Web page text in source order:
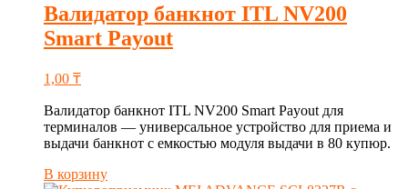
Валидатор банкнот ITL NV200
Smart Payout
1,00 ₸
Валидатор банкнот ITL NV200 Smart Payout для
терминалов — универсальное устройство для приема и
выдачи банкнот с емкостью модуля выдачи в 80 купюр.
В корзину